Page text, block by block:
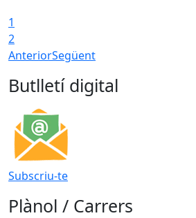
1
2
AnteriorSegüent
Butlletí digital
Subscriu-te
Plànol / Carrers